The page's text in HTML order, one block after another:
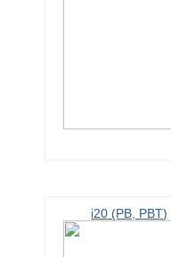
i20 (PB, PBT)